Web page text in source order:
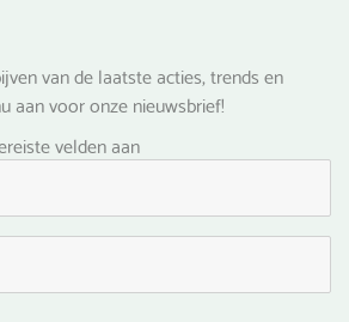
van de laatste acties, trends en
aan voor onze nieuwsbrief!
velden aan